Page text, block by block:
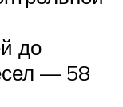
до
— 58